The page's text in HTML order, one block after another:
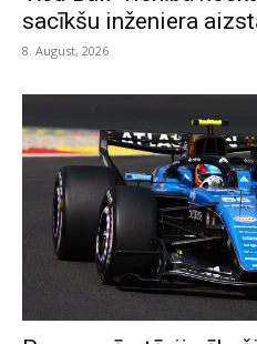
sacīkšu inženiera
8. August, 2026